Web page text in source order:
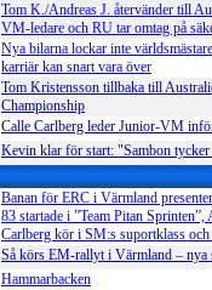
Tom K./Andreas J. återvänder till
VM-ledare och RU tar omtag på
Nya bilarna lockar inte
karriär kan snart vara över
Tom Kristensson tillbaka till
Championship
Calle Carlberg leder Junior-VM
Kevin klar för start: "Sambon
Banan för ERC i Värmland
83 startade i ”Team Pitan
Carlberg kör i SM:s suportklass
Så körs EM-rallyt i Värmland – nya
Hammarbacken